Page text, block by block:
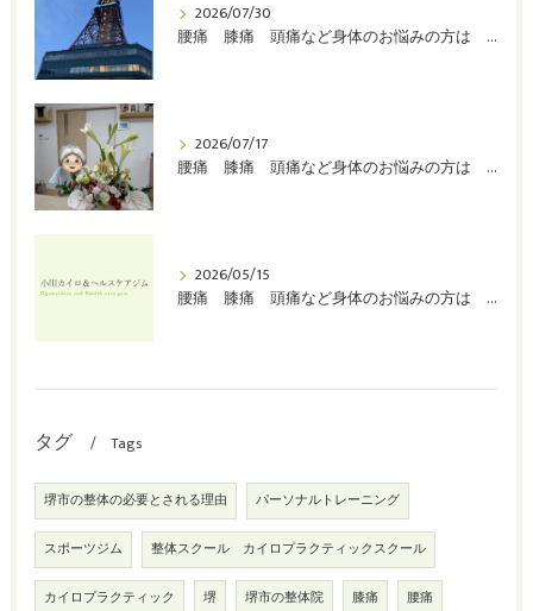
2026/07/30
腰痛 膝痛 頭痛など身体のお悩みの方は 堺市 整体 カイロプラクティック 小川カイロ＆ヘルスケアジムへ！
2026/07/17
腰痛 膝痛 頭痛など身体のお悩みの方は 堺市 整体 カイロプラクティック 小川カイロ＆ヘルスケアジムへ！
2026/05/15
腰痛 膝痛 頭痛など身体のお悩みの方は 堺市 整体 カイロプラクティック 小川カイロ＆ヘルスケアジムへ！
タグ Tags
堺市の整体の必要とされる理由 パーソナルトレーニング
スポーツジム 整体スクール カイロプラクティックスクール
カイロプラクティック 堺 堺市の整体院 膝痛 腰痛